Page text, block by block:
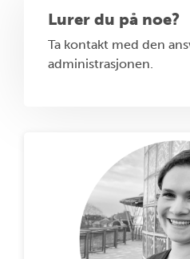
Lurer du på noe?
Ta kontakt med den
administrasjonen.